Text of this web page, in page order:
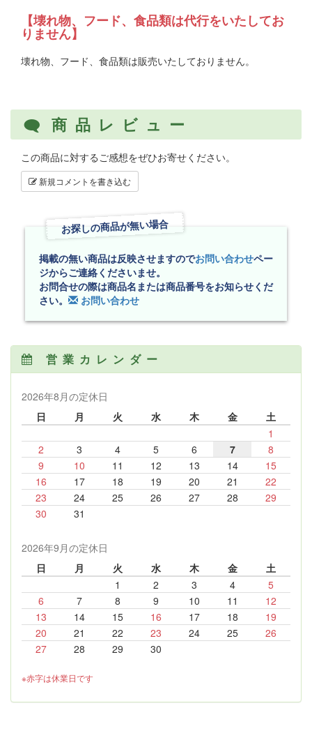
【壊れ物、フード、食品類は代行をいたしてお
りません】
壊れ物、フード、食品類は販売いたしておりません。
商品レビュー
この商品に対するご感想をぜひお寄せください。
新規コメントを書き込む
お探しの商品が無い場合
掲載の無い商品は反映させますのでお問い合わせペー
ジからご連絡くださいませ。
お問合せの際は商品名または商品番号をお知らせくだ
さい。
お問い合わせ
営業カレンダー
2026年8月の定休日
日
月 火 水 木 金
土
1
2
3 4 5 6 7
8
9
10 11 12 13 14
15
16
17 18 19 20 21
22
23
24 25 26 27 28
29
30
31
2026年9月の定休日
日
月 火 水 木 金
土
1
2 3 4
5
6
7 8 9 10 11
12
13
14 15 16 17 18
19
20
21 22 23 24 25
26
27
28 29 30
※赤字は休業日です